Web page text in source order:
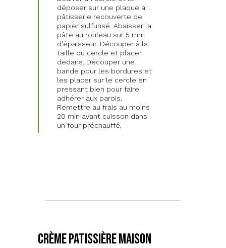
déposer sur une plaque à
pâtisserie recouverte de
papier sulfurisé. Abaisser la
pâte au rouleau sur 5 mm
d'épaisseur. Découper à la
taille du cercle et placer
dedans. Découper une
bande pour les bordures et
les placer sur le cercle en
pressant bien pour faire
adhérer aux parois.
Remettre au frais au moins
20 min avant cuisson dans
un four préchauffé.
Crème patissière maison